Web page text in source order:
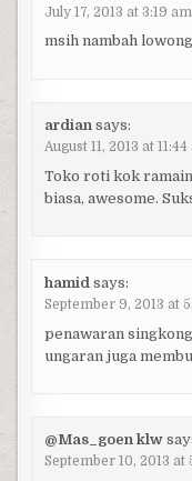
July 17, 2013 at 3:19 am
msih nambah
ardian says:
August 11, 2013 at
Toko roti kok
biasa, awesome.
hamid says:
September 9, 2013 at
penawaran
ungaran juga
@Mas_goen klw
September 10, 2013 at